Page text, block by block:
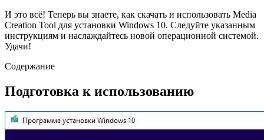
И это всё! Теперь вы знаете, как скачать и использовать Media
Creation Tool для установки Windows 10. Следуйте указанным
инструкциям и наслаждайтесь новой операционной системой.
Удачи!
Содержание
Подготовка к использованию